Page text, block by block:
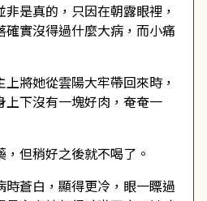
是真的，只因在朝露眼裡，
實沒得過什麼大病，而小痛
將她從雲陽大牢帶回來時，
上下沒有一塊好肉，奄奄一
但稍好之後就不喝了。
蒼白，顯得更冷，眼一瞟過